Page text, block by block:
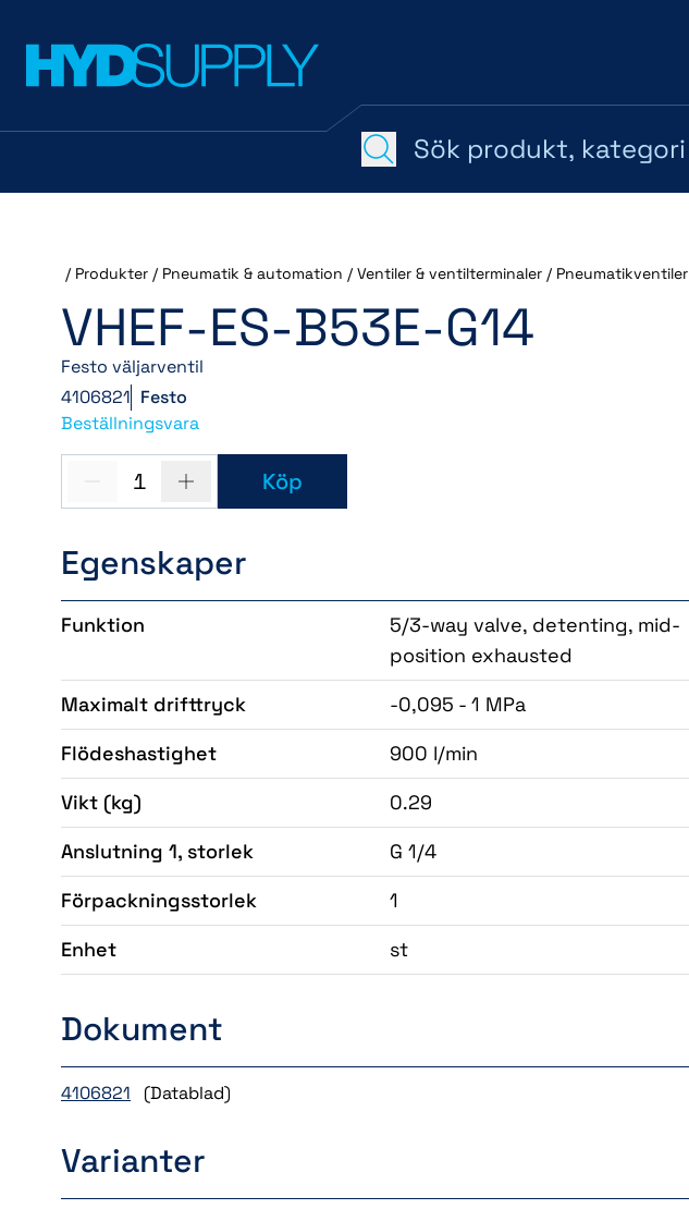
/ Produkter / Pneumatik & automation / Ventiler & ventilterminaler / Pneumatikventiler
VHEF-ES-B53E-G14
Festo väljarventil
4106821 Festo
Beställningsvara
1 Köp
Egenskaper
Funktion
5/3-way valve, detenting, mid-
position exhausted
Maximalt drifttryck
-0,095 - 1 MPa
Flödeshastighet
900 l/min
Vikt (kg)
0.29
Anslutning 1, storlek
G 1/4
Förpackningsstorlek
1
Enhet
st
Dokument
4106821 (Datablad)
Varianter